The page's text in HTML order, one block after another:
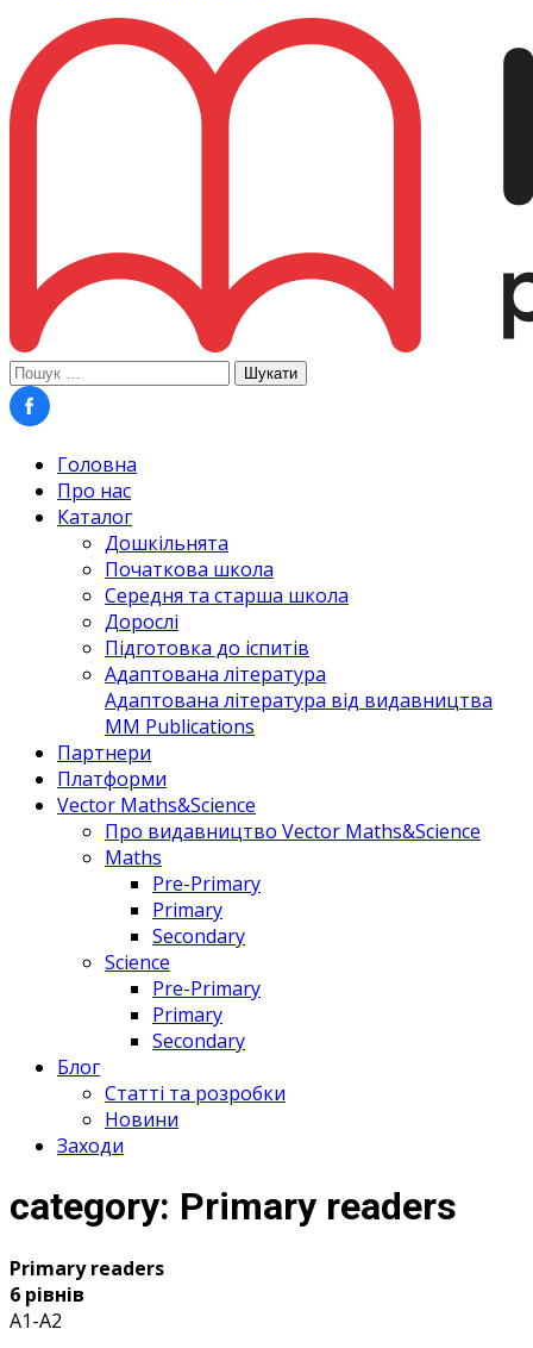
Пошук:
Головна
Про нас
Каталог
Дошкільнята
Початкова школа
Середня та старша школа
Дорослі
Підготовка до іспитів
Адаптована література
Адаптована література від видавництва
MM Publications
Партнери
Платформи
Vector Maths&Science
Про видавництво Vector Maths&Science
Maths
Pre-Primary
Primary
Secondary
Science
Pre-Primary
Primary
Secondary
Блог
Статті та розробки
Новини
Заходи
category: Primary readers
Primary readers
6 рівнів
A1-A2